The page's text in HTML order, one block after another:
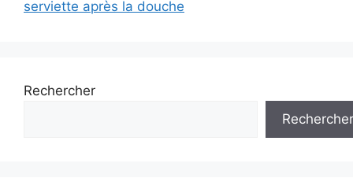
serviette après la douche
Rechercher
Rechercher